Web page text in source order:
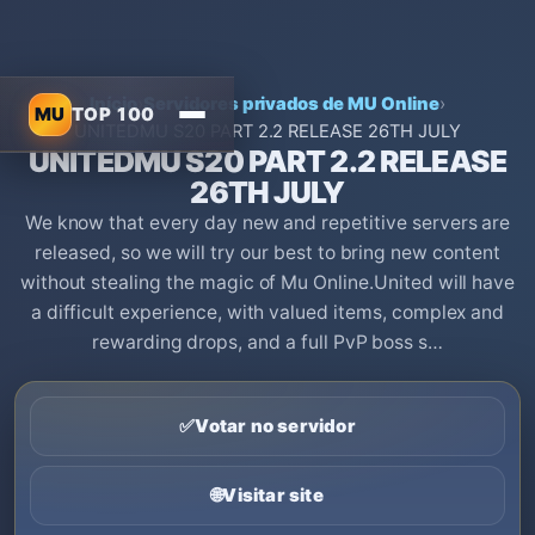
MU TOP 100
Início›Servidores privados de MU Online›
UNITEDMU S20 PART 2.2 RELEASE 26TH JULY
UNITEDMU S20 PART 2.2 RELEASE
26TH JULY
We know that every day new and repetitive servers are
released, so we will try our best to bring new content
without stealing the magic of Mu Online.United will have
a difficult experience, with valued items, complex and
rewarding drops, and a full PvP boss s…
✅Votar no servidor
🌐Visitar site